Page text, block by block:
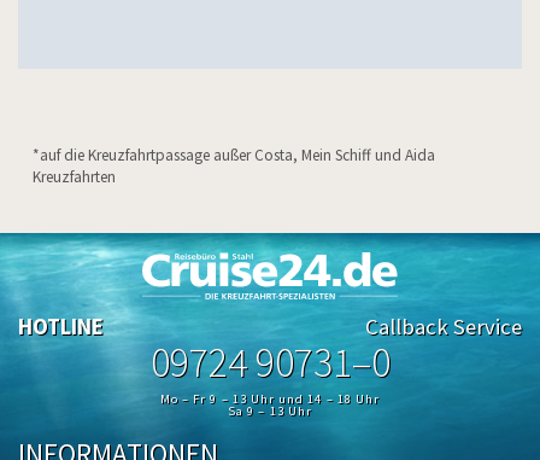
*auf die Kreuzfahrtpassage außer Costa, Mein Schiff und Aida
Kreuzfahrten
HOTLINE Callback Service
09724 90731–0
Mo – Fr 9 – 13 Uhr und 14 – 18 Uhr
Sa 9 – 13 Uhr
INFORMATIONEN